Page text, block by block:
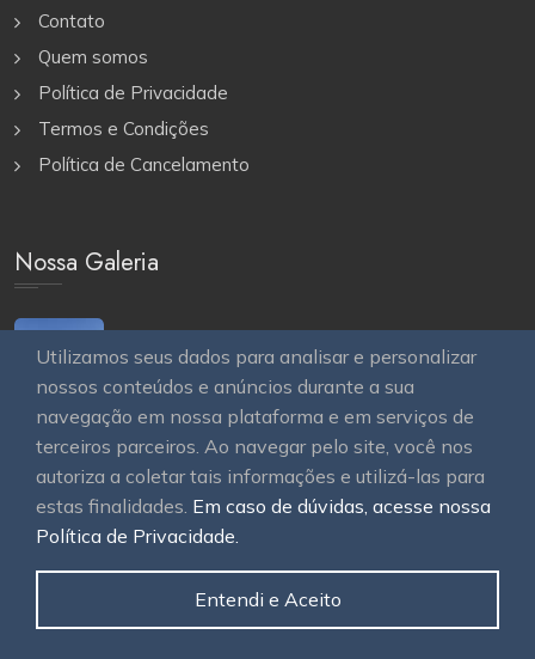
Utilizamos seus dados para analisar e personalizar
nossos conteúdos e anúncios durante a sua
navegação em nossa plataforma e em serviços de
terceiros parceiros. Ao navegar pelo site, você nos
autoriza a coletar tais informações e utilizá-las para
estas finalidades. Em caso de dúvidas, acesse nossa
Política de Privacidade.
Entendi e Aceito
Contato
Quem somos
Política de Privacidade
Termos e Condições
Política de Cancelamento
Nossa Galeria
© 2026 OAWEB site e sistemas para imobiliárias
os direitos reservados.